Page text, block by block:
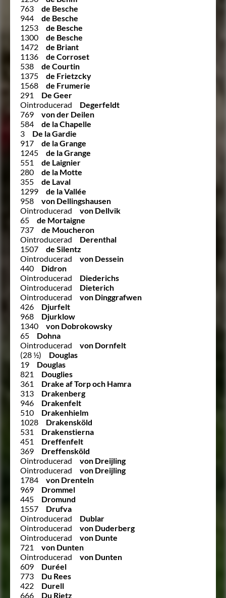
763
de Besche
944
de Besche
1253
de Besche
1300
de Besche
1472
de Briant
1136
de Corroset
538
de Courtin
1375
de Frietzcky
1568
de Frumerie
291
De Geer
Ointroducerad
Degerfeldt
769
von der Deilen
584
de la Chapelle
3
De la Gardie
917
de la Grange
1245
de la Grange
551
de Laignier
280
de la Motte
355
de Laval
1299
de la Vallée
958
von Dellingshausen
Ointroducerad
von Dellvik
65
de Mortaigne
737
de Moucheron
Ointroducerad
Derenthal
1507
de Silentz
Ointroducerad
von Dessein
440
Didron
Ointroducerad
Diederichs
Ointroducerad
Dieterich
Ointroducerad
von Dinggrafwen
426
Djurfelt
968
Djurklow
1340
von Dobrokowsky
65
Dohna
Ointroducerad
von Dornfelt
(28 ½)
Douglas
19
Douglas
821
Douglies
361
Drake af Torp och Hamra
313
Drakenberg
946
Drakenfelt
510
Drakenhielm
1028
Drakensköld
531
Drakenstierna
451
Dreffenfelt
369
Dreffensköld
Ointroducerad
von Dreijling
Ointroducerad
von Dreijling
1784
von Drenteln
969
Drommel
445
Dromund
1557
Drufva
Ointroducerad
Dublar
Ointroducerad
von Duderberg
Ointroducerad
von Dunte
721
von Dunten
Ointroducerad
von Dunten
609
Duréel
773
Du Rees
422
Durell
666
Du Rietz